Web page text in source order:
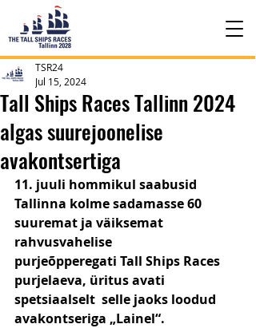
Tall Ships Races Tallinn 2024
algas suurejoonelise
avakontsertiga
TSR24
Jul 15, 2024
11. juuli hommikul saabusid
Tallinna kolme sadamasse 60
suuremat ja väiksemat
rahvusvahelise
purjeõpperegati Tall Ships Races
purjelaeva, üritus avati
spetsiaalselt  selle jaoks loodud
avakontseriga „Lainel“.